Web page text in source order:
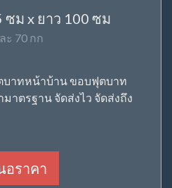
ซม x ยาว 100 ซม
ะ 70 กก
าทหน้าบ้าน ขอบฟุตบาท
าตรฐาน จัดส่งไว จัดส่งถึง
อราคา